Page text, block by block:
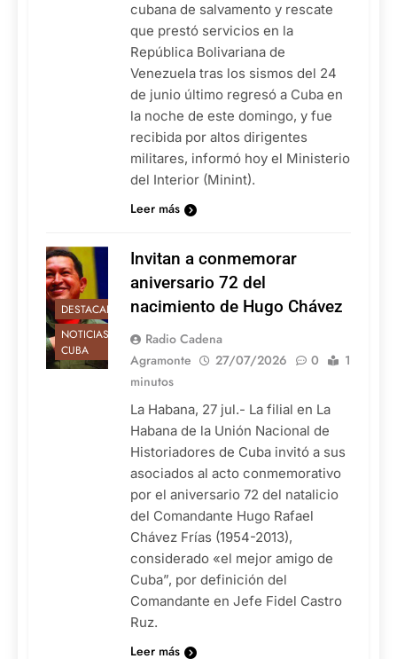
cubana de salvamento y rescate
que prestó servicios en la
República Bolivariana de
Venezuela tras los sismos del 24
de junio último regresó a Cuba en
la noche de este domingo, y fue
recibida por altos dirigentes
militares, informó hoy el Ministerio
del Interior (Minint).
Leer más
DESTACADAS
NOTICIAS DE
CUBA
Invitan a conmemorar
aniversario 72 del
nacimiento de Hugo Chávez
Radio Cadena
Agramonte
27/07/2026 0
1
minutos
La Habana, 27 jul.- La filial en La
Habana de la Unión Nacional de
Historiadores de Cuba invitó a sus
asociados al acto conmemorativo
por el aniversario 72 del natalicio
del Comandante Hugo Rafael
Chávez Frías (1954-2013),
considerado «el mejor amigo de
Cuba”, por definición del
Comandante en Jefe Fidel Castro
Ruz.
Leer más